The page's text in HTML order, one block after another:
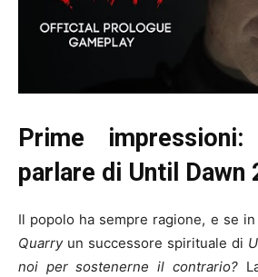
Prime
parlare di Until Dawn
Il popolo ha sempre ragione, e se
Quarryun successore spirituale di
noi per sostenerne il contrario?